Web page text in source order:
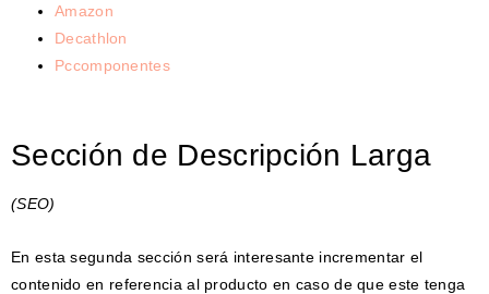
Amazon
Decathlon
Pccomponentes
Sección de Descripción Larga
(SEO)
En esta segunda sección será interesante incrementar el
contenido en referencia al producto en caso de que este tenga